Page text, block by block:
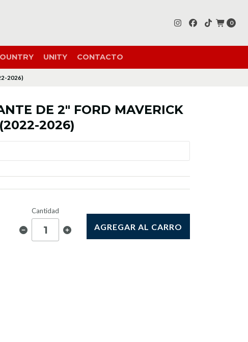
0
UNITY CONTACTO
2026)
DE 2" FORD MAVERICK
2026)
Cantidad
AGREGAR AL CARRO